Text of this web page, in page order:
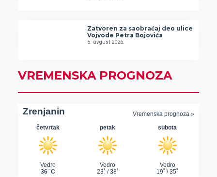
Zatvoren za saobraćaj deo ulice
Vojvode Petra Bojovića
5. avgust 2026.
VREMENSKA PROGNOZA